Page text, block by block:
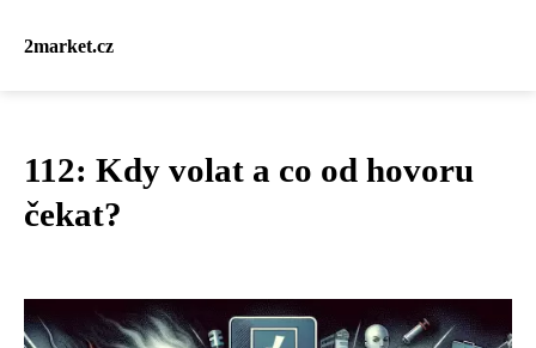
2market.cz
112: Kdy volat a co od hovoru
čekat?